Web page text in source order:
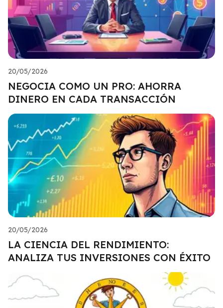
20/05/2026
NEGOCIA COMO UN PRO: AHORRA
DINERO EN CADA TRANSACCIÓN
20/05/2026
LA CIENCIA DEL RENDIMIENTO:
ANALIZA TUS INVERSIONES CON ÉXITO